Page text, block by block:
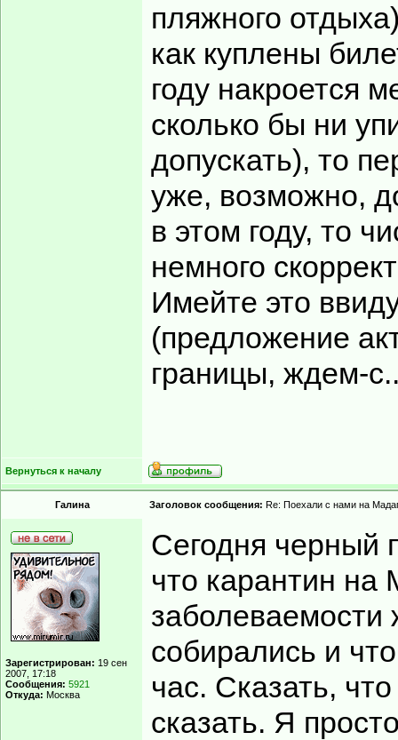
пляжного
как куплены
году накроется
сколько бы ни
допускать), то
уже, возможно,
в этом году, то
немного
Имейте это
(предложение
границы, ждем-
Вернуться к началу
Гaлинa Заголовок сообщения: Re: Поехали с нами на
Зарегистрирован: 19 сен
2007, 17:18
Сообщения: 5921
Откуда: Москва
Сегодня черный
что карантин на
заболеваемости
собирались и
час. Сказать,
сказать. Я